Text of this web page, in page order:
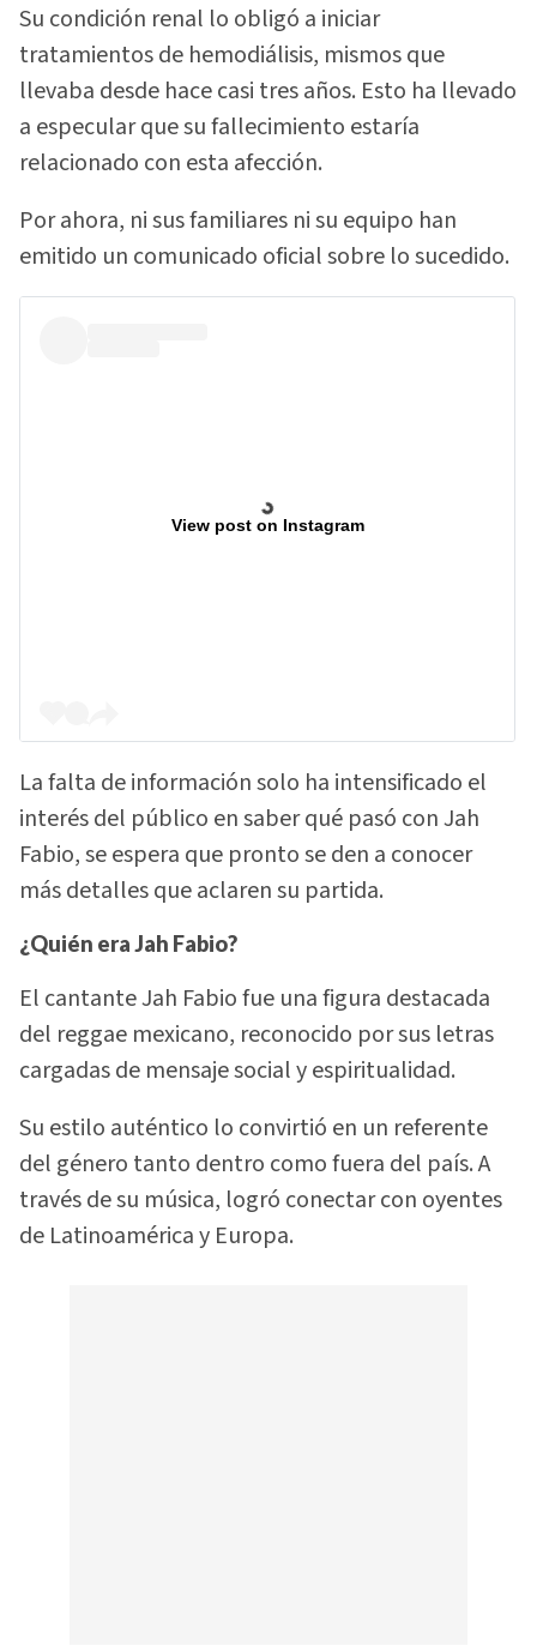
Su condición renal lo obligó a iniciar
tratamientos de hemodiálisis, mismos que
llevaba desde hace casi tres años. Esto ha llevado
a especular que su fallecimiento estaría
relacionado con esta afección.
Por ahora, ni sus familiares ni su equipo han
emitido un comunicado oficial sobre lo sucedido.
View post on Instagram
La falta de información solo ha intensificado el
interés del público en saber qué pasó con Jah
Fabio, se espera que pronto se den a conocer
más detalles que aclaren su partida.
¿Quién era Jah Fabio?
El cantante Jah Fabio fue una figura destacada
del reggae mexicano, reconocido por sus letras
cargadas de mensaje social y espiritualidad.
Su estilo auténtico lo convirtió en un referente
del género tanto dentro como fuera del país. A
través de su música, logró conectar con oyentes
de Latinoamérica y Europa.